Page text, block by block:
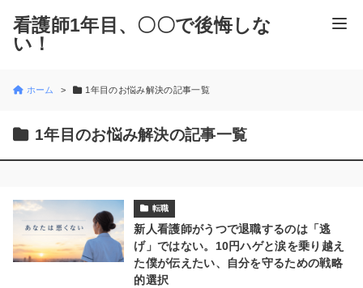
看護師1年目、〇〇で後悔しな
い！
ホーム 1年目のお悩み解決の記事一覧
1年目のお悩み解決の記事一覧
転職
新人看護師がうつで退職するのは「逃
げ」ではない。10円ハゲと涙を乗り越え
た僕が伝えたい、自分を守るための戦略
的選択